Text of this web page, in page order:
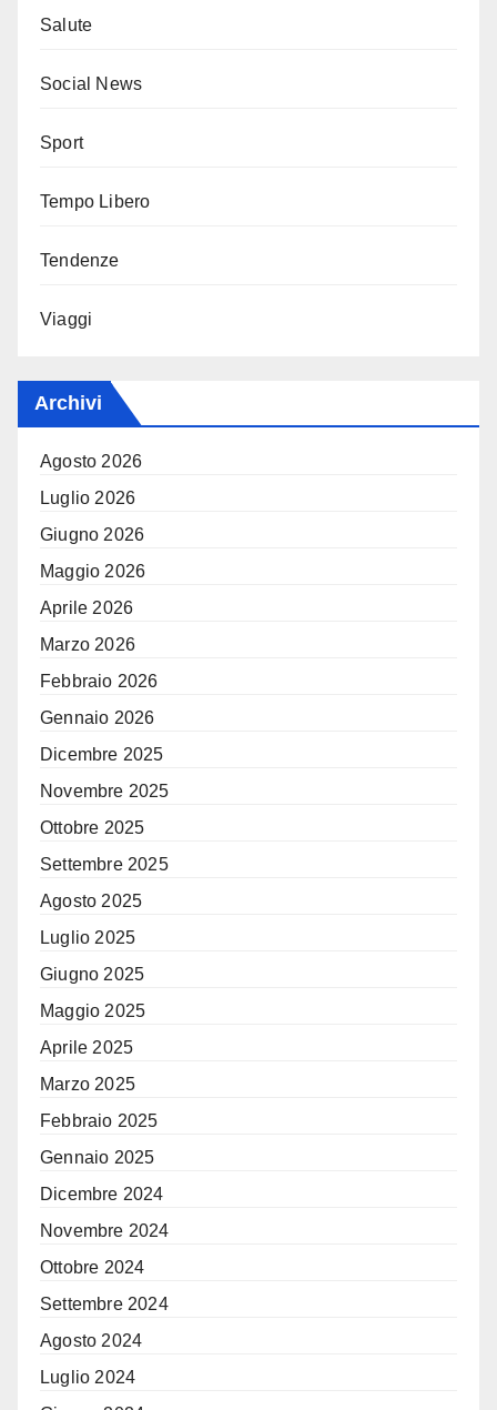
Salute
Social News
Sport
Tempo Libero
Tendenze
Viaggi
Archivi
Agosto 2026
Luglio 2026
Giugno 2026
Maggio 2026
Aprile 2026
Marzo 2026
Febbraio 2026
Gennaio 2026
Dicembre 2025
Novembre 2025
Ottobre 2025
Settembre 2025
Agosto 2025
Luglio 2025
Giugno 2025
Maggio 2025
Aprile 2025
Marzo 2025
Febbraio 2025
Gennaio 2025
Dicembre 2024
Novembre 2024
Ottobre 2024
Settembre 2024
Agosto 2024
Luglio 2024